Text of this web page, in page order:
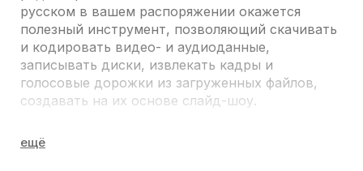
русском в вашем распоряжении окажется
полезный инструмент, позволяющий скачивать
и кодировать видео- и аудиоданные,
записывать диски, извлекать кадры и
голосовые дорожки из загруженных файлов,
создавать на их основе слайд-шоу.
МОБИЛЬНЫЕ ФОРМАТЫ ВИДЕО
Программа video converter, кроме всего